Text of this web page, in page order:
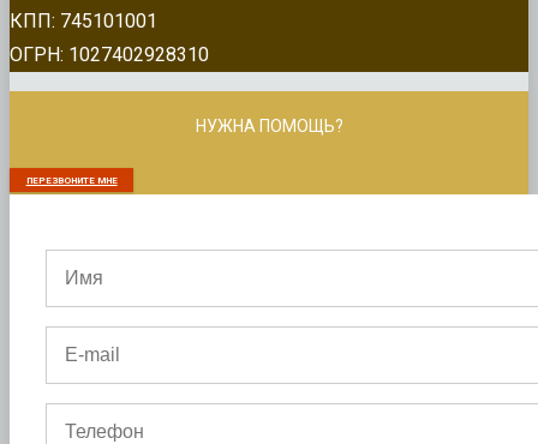
КПП: 745101001
ОГРН: 1027402928310
НУЖНА ПОМОЩЬ?
ПЕРЕЗВОНИТЕ МНЕ